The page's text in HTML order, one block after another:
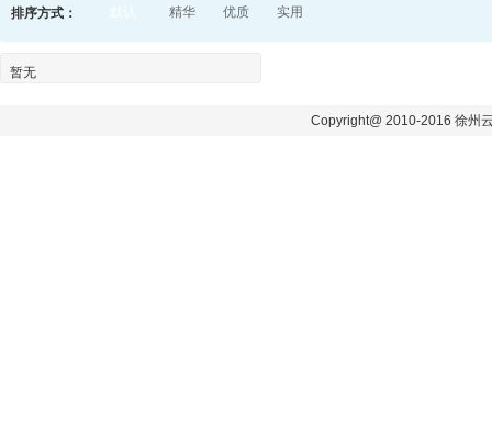
排序方式： 精华 优质 实用
暂无
Copyright@ 2010-2016 徐州